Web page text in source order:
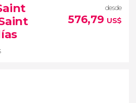
Media y el Renacimiento
desde París
Michel y los Castillos del
desde
576,79 US$